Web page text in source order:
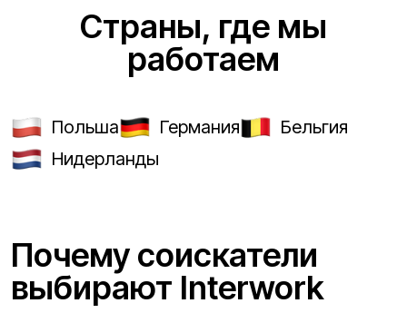
Страны, где мы
работаем
Польша Германия
Бельгия
Нидерланды
Почему соискатели
выбирают Interwork